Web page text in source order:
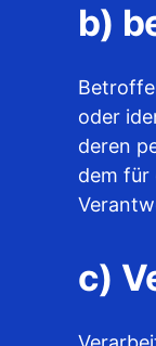
b)
oder
deren
dem für
c)